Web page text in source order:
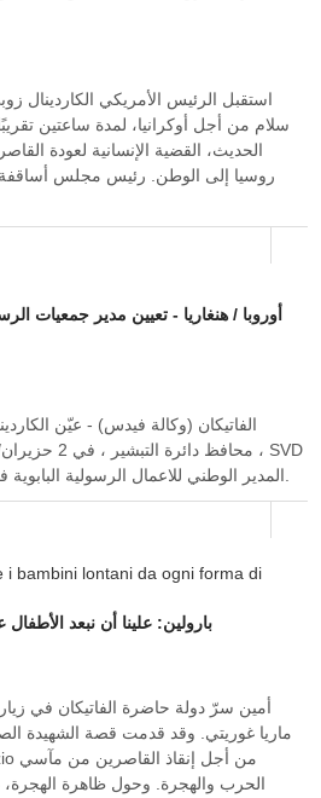
استقبل الرئيس الأمريكي الكاردينال
سلام من أجل أوكرانيا، لمدة ساعتين
الحديث، القضية الإنسانية لعودة
روسيا إلى الوطن. رئيس مجلس أساقفة
أوروبا / هنغاريا - تعيين مدير جمعيات
الفاتيكان (وكالة فيدس) - عيّن
بارولين: علينا أن نبعد
أمين سرّ دولة حاضرة الفاتيكان في
ماريا غوريتي. وقد قدمت قصة الشهيدة
الحرب والهجرة. وحول ظاهرة الهجرة،